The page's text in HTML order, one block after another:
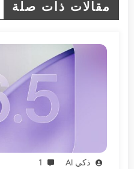
مقالات ذات صلة
ذكي AI 1